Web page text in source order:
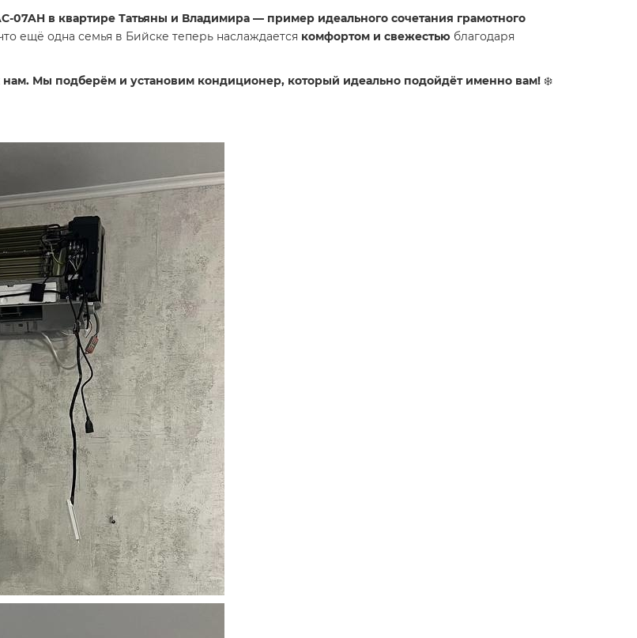
07AH в квартире Татьяны и Владимира — пример идеального сочетания грамотного
ещё одна семья в Бийске теперь наслаждается комфортом и свежестью благодаря
Мы подберём и установим кондиционер, который идеально подойдёт именно вам! ❄️